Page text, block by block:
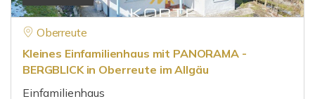
Oberreute
Kleines Einfamilienhaus mit PANORAMA -
BERGBLICK in Oberreute im Allgäu
Einfamilienhaus